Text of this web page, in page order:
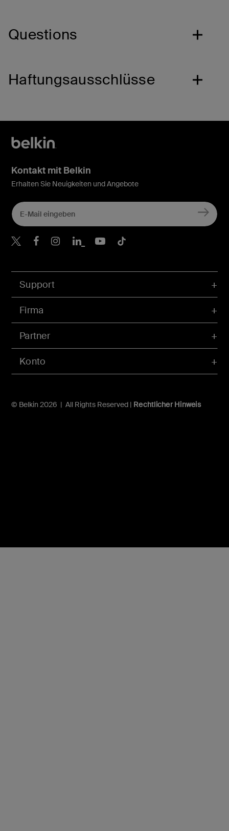
Questions
Haftungsausschlüsse
Konto
Support
Firma
Partner
© Belkin 2026 | All Rights Reserved | Rechtlicher Hinweis
Kontakt mit Belkin
Erhalten Sie Neuigkeiten und Angebote
Belkin Twitter
Belkin Facebook
Belkin Instagram
Belkin LinkedIn
Belkin Youtube
Belkin TikTok